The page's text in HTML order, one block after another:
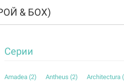
& БОХ)
Серии
Amadea (2) Antheus (2) Architectura (